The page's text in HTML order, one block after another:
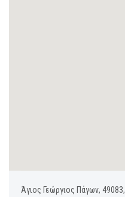
Άγιος Γεώργιος Πάγων, 49083,